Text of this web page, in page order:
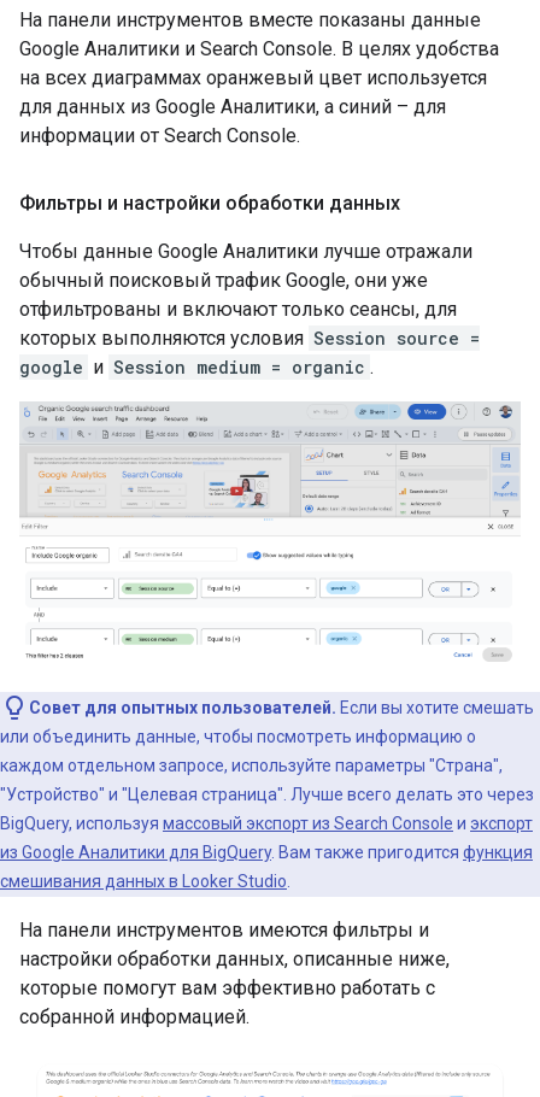
На панели инструментов вместе показаны данные
Google Аналитики и Search Console. В целях удобства
на всех диаграммах оранжевый цвет используется
для данных из Google Аналитики, а синий – для
информации от Search Console.
Фильтры и настройки обработки данных
Чтобы данные Google Аналитики лучше отражали
обычный поисковый трафик Google, они уже
отфильтрованы и включают только сеансы, для
которых выполняются условия Session source =
google и Session medium = organic .
Совет для опытных пользователей. Если вы хотите смешать
или объединить данные, чтобы посмотреть информацию о
каждом отдельном запросе, используйте параметры "Страна",
"Устройство" и "Целевая страница". Лучше всего делать это через
BigQuery, используя массовый экспорт из Search Console и экспорт
из Google Аналитики для BigQuery. Вам также пригодится функция
смешивания данных в Looker Studio
На панели инструментов имеются фильтры и
настройки обработки данных, описанные ниже,
которые помогут вам эффективно работать с
собранной информацией.